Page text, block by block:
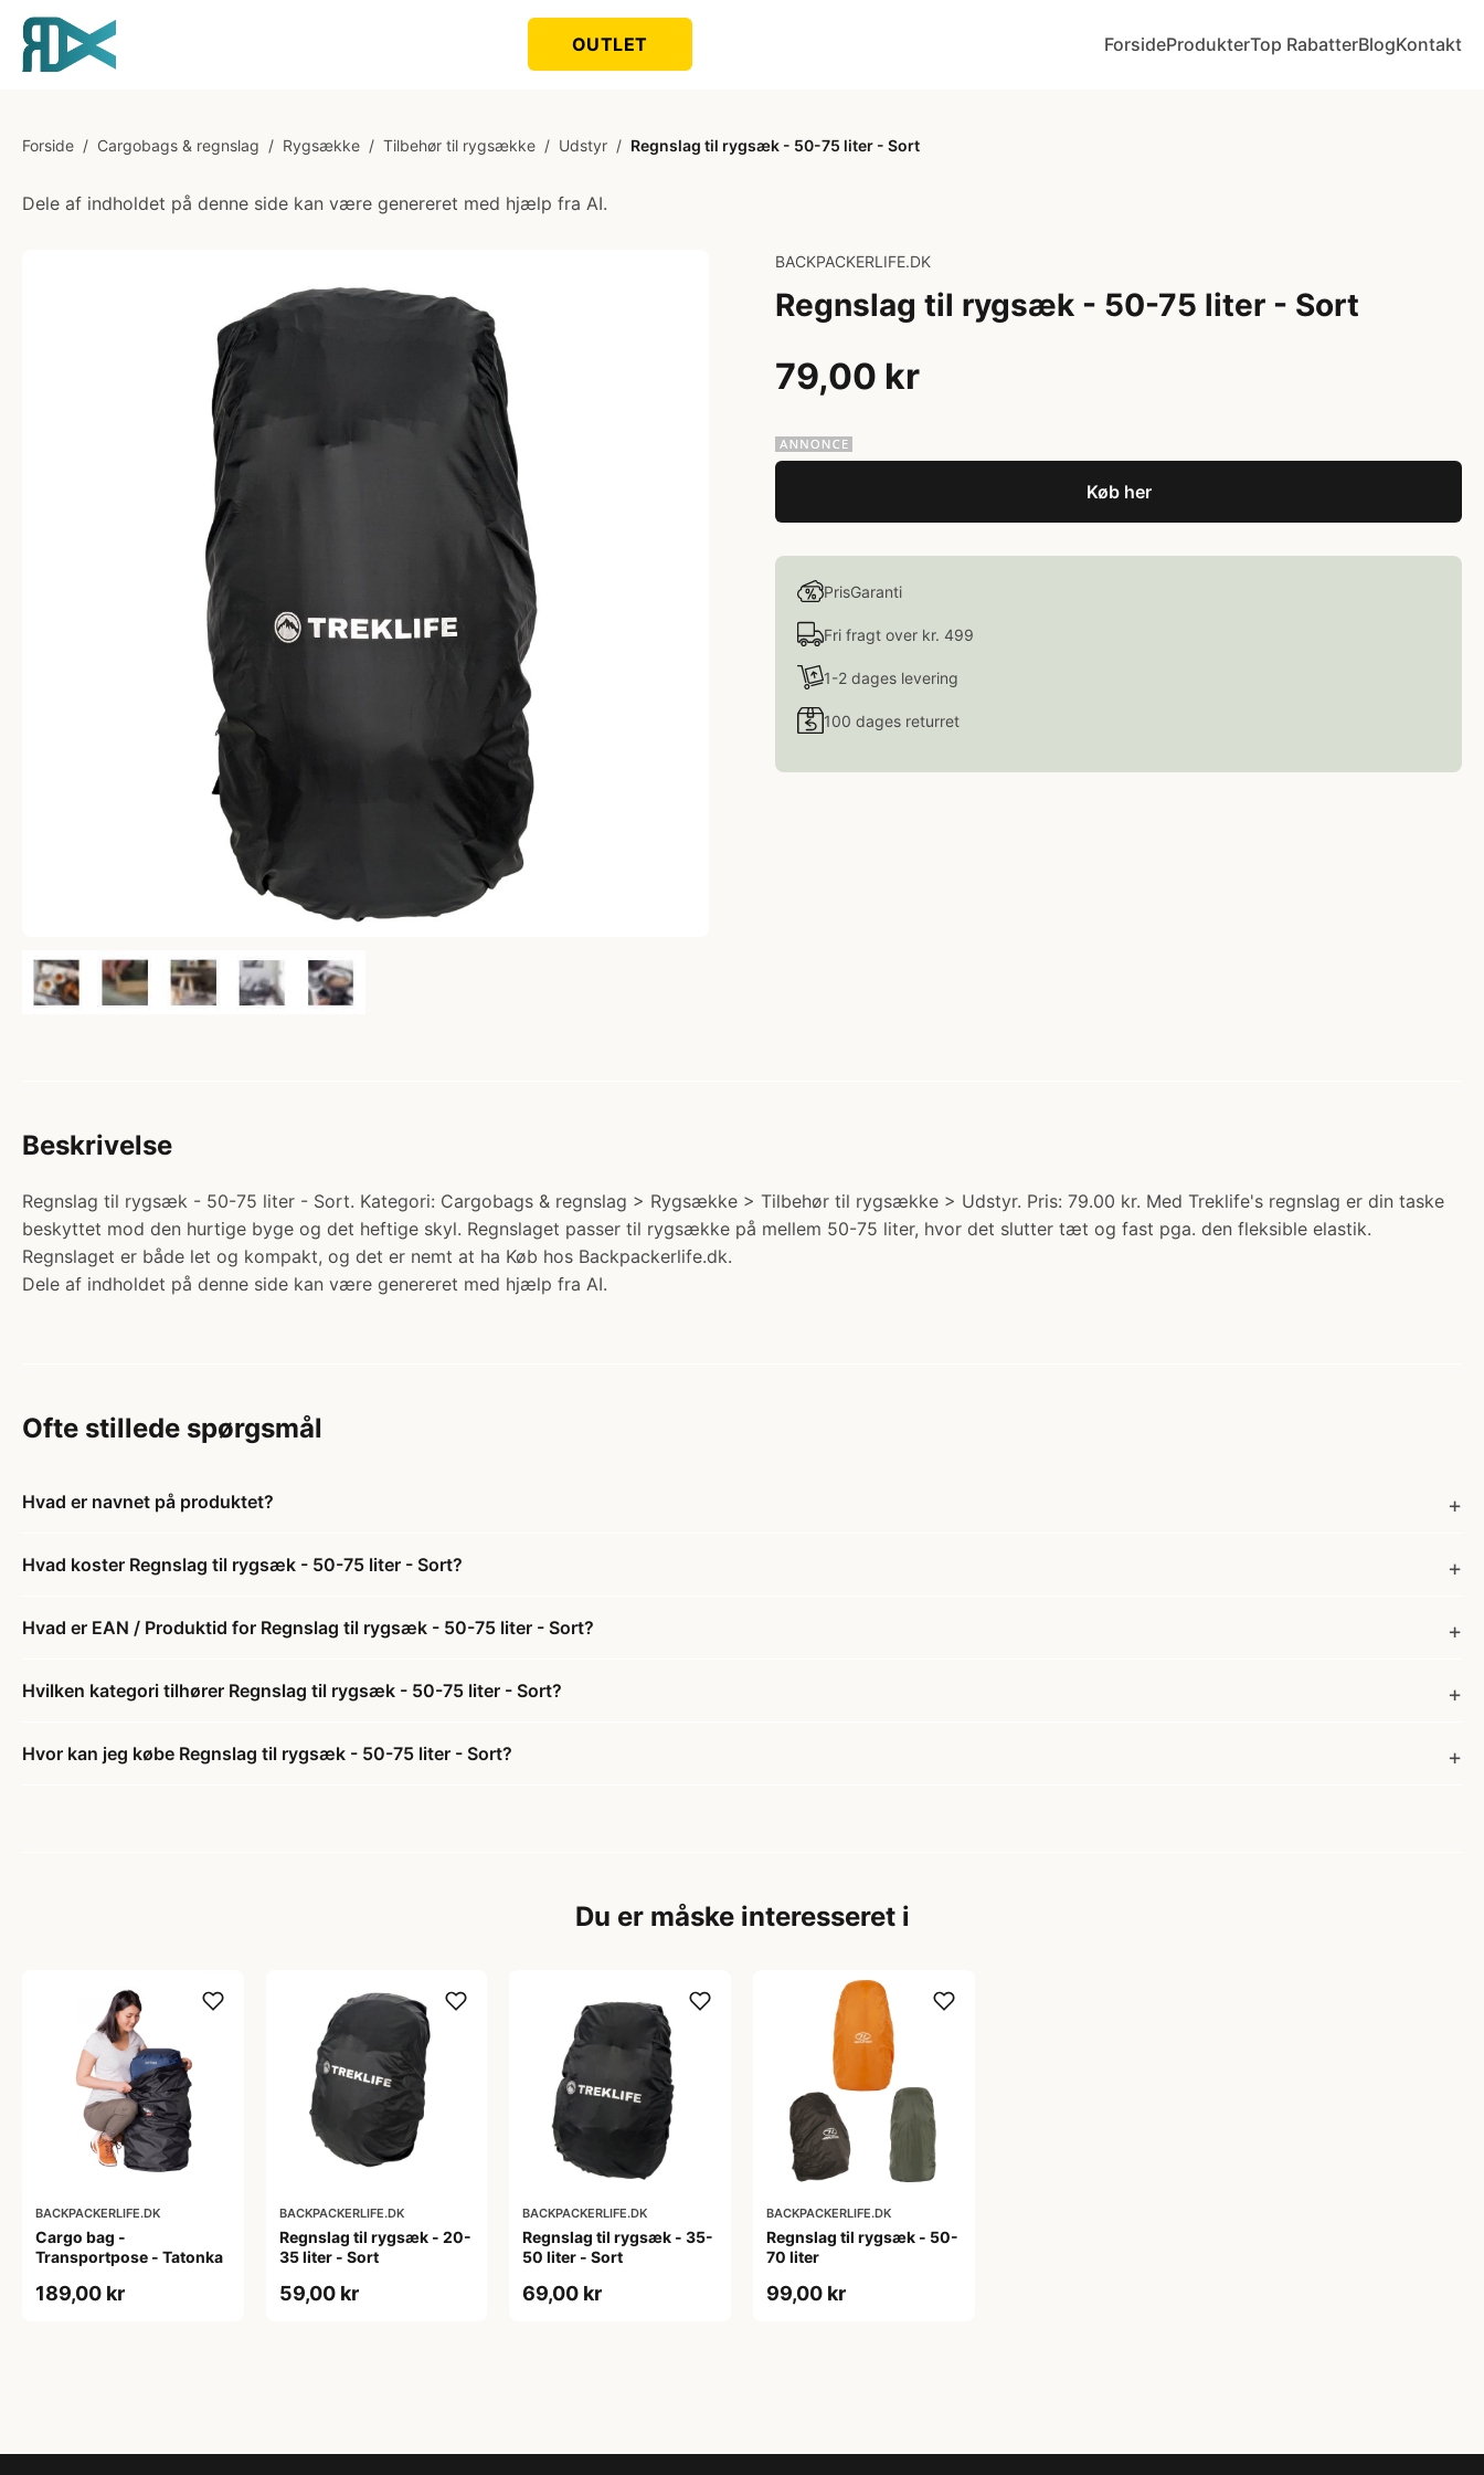
OUTLET ForsideProdukterTop RabatterBlogKontakt
Forside / Cargobags & regnslag / Rygsække / Tilbehør til rygsække / Udstyr / Regnslag til rygsæk - 50-75 liter - Sort
Dele af indholdet på denne side kan være genereret med hjælp fra AI.
BACKPACKERLIFE.DK
Regnslag til rygsæk - 50-75 liter - Sort
79,00 kr
Køb her
PrisGaranti
Fri fragt over kr. 499
1-2 dages levering
100 dages returret
Beskrivelse
Regnslag til rygsæk - 50-75 liter - Sort. Kategori: Cargobags & regnslag > Rygsække > Tilbehør til rygsække > Udstyr. Pris: 79.00 kr. Med Treklife's regnslag er din taske
beskyttet mod den hurtige byge og det heftige skyl. Regnslaget passer til rygsække på mellem 50-75 liter, hvor det slutter tæt og fast pga. den fleksible elastik.
Regnslaget er både let og kompakt, og det er nemt at ha Køb hos Backpackerlife.dk.
Dele af indholdet på denne side kan være genereret med hjælp fra AI.
Ofte stillede spørgsmål
Hvad er navnet på produktet?
Hvad koster Regnslag til rygsæk - 50-75 liter - Sort?
Hvad er EAN / Produktid for Regnslag til rygsæk - 50-75 liter - Sort?
Hvilken kategori tilhører Regnslag til rygsæk - 50-75 liter - Sort?
Hvor kan jeg købe Regnslag til rygsæk - 50-75 liter - Sort?
Du er måske interesseret i
BACKPACKERLIFE.DK
Cargo bag -
Transportpose - Tatonka
189,00 kr
BACKPACKERLIFE.DK
Regnslag til rygsæk - 20-
35 liter - Sort
59,00 kr
BACKPACKERLIFE.DK
Regnslag til rygsæk - 35-
50 liter - Sort
69,00 kr
BACKPACKERLIFE.DK
Regnslag til rygsæk - 50-
70 liter
99,00 kr